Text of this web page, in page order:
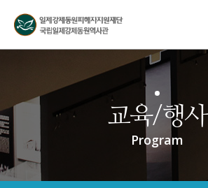
교육/행사
Program